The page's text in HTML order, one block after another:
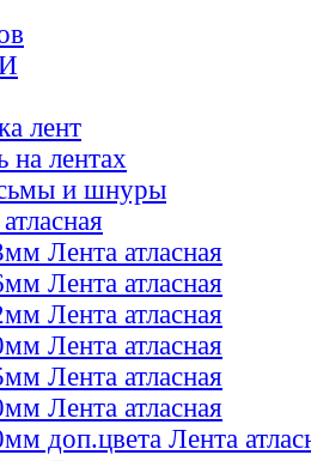
лент
на лентах
и шнуры
Лента атласная
Лента атласная
Лента атласная
Лента атласная
Лента атласная
Лента атласная
доп.цвета Лента